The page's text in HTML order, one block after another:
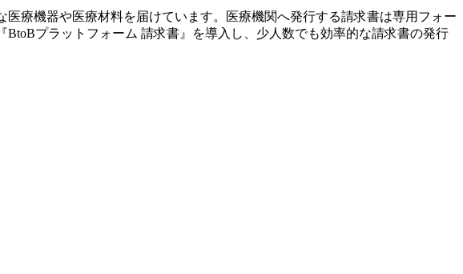
療機器や医療材料を届けています。医療機関へ発行する請求書は専用フォー
プラットフォーム 請求書』を導入し、少人数でも効率的な請求書の発行